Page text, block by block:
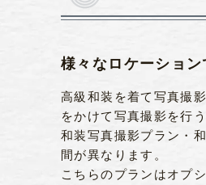
様々なロケーション
高級和装を着て写真撮
をかけて写真撮影を行
和装写真撮影プラン・
間が異なります。
こちらのプランはオプ